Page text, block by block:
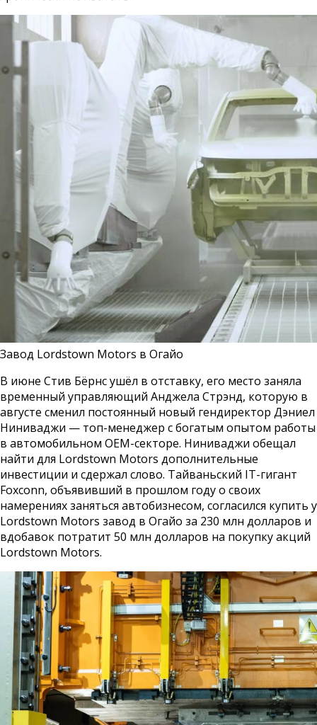
Завод Lordstown Motors в Огайо
В июне Стив Бёрнс ушёл в отставку, его место заняла
временный управляющий Анджела Стрэнд, которую в
августе сменил постоянный новый гендиректор Дэниел
Ниниваджи — топ-менеджер с богатым опытом работы
в автомобильном OEM-секторе. Ниниваджи обещал
найти для Lordstown Motors дополнительные
инвестиции и сдержал слово. Тайваньский IT-гигант
Foxconn, объявивший в прошлом году о своих
намерениях заняться автобизнесом, согласился купить у
Lordstown Motors завод в Огайо за 230 млн долларов и
вдобавок потратит 50 млн долларов на покупку акций
Lordstown Motors.